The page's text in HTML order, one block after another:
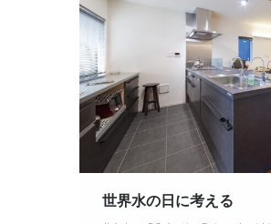
世界水の日に考える